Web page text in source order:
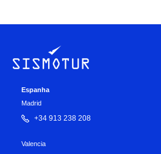
Espanha
Madrid
+34 913 238 208
Valencia